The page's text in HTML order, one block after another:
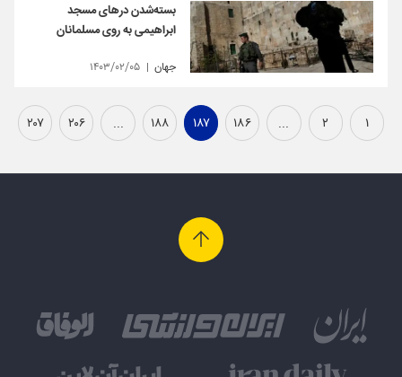
بسته‌شدن درهای مسجد
ابراهیمی به روی مسلمانان
جهان ۱۴۰۳/۰۲/۰۵
۱ ۲ ... ۱۸۶ ۱۸۷ ۱۸۸ ... ۲۰۶ ۲۰۷